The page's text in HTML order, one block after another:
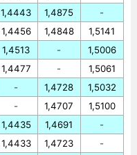
1,4443
1,4456
1,4513
1,4477
-
-
1,4435
1,4433
1,4875
1,4848
-
-
1,4728
1,4707
1,4691
1,4723
-
1,5141
1,5006
1,5061
1,5032
1,5100
-
-